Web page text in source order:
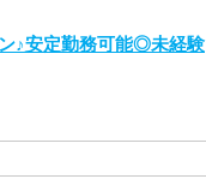
♪安定勤務可能◎未経験